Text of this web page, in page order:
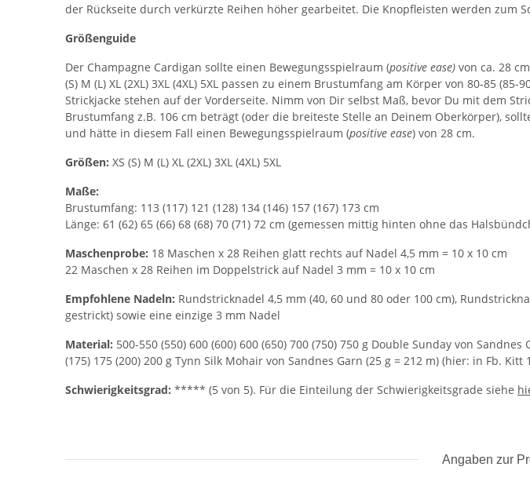
der Rückseite durch verkürzte Reihen höher gearbeitet. Die Knopfleisten werden zum
Größenguide
Der Champagne Cardigan sollte einen Bewegungsspielraum (positive ease) von ca. 28
(S) M (L) XL (2XL) 3XL (4XL) 5XL passen zu einem Brustumfang am Körper von 80-85
Strickjacke stehen auf der Vorderseite. Nimm von Dir selbst Maß, bevor Du mit dem
Brustumfang z.B. 106 cm beträgt (oder die breiteste Stelle an Deinem Oberkörper),
und hätte in diesem Fall einen Bewegungsspielraum (positive ease) von 28 cm.
Größen: XS (S) M (L) XL (2XL) 3XL (4XL) 5XL
Maße:
Brustumfang: 113 (117) 121 (128) 134 (146) 157 (167) 173 cm
Länge: 61 (62) 65 (66) 68 (68) 70 (71) 72 cm (gemessen mittig hinten ohne das
Maschenprobe: 18 Maschen x 28 Reihen glatt rechts auf Nadel 4,5 mm = 10 x 10 cm
22 Maschen x 28 Reihen im Doppelstrick auf Nadel 3 mm = 10 x 10 cm
Empfohlene Nadeln: Rundstricknadel 4,5 mm (40, 60 und 80 oder 100 cm),
gestrickt) sowie eine einzige 3 mm Nadel
Material: 500-550 (550) 600 (600) 600 (650) 700 (750) 750 g Double Sunday von
(175) 175 (200) 200 g Tynn Silk Mohair von Sandnes Garn (25 g = 212 m) (hier: in Fb. Kitt
Schwierigkeitsgrad: ***** (5 von 5). Für die Einteilung der Schwierigkeitsgrade siehe
Angaben zur